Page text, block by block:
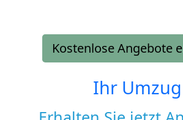
Kostenlose Angebote
Ihr Umzug